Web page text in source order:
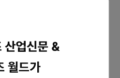
라는 곳인데 과일이나...
내통누수로 세제품으로 교환 삼우
비스